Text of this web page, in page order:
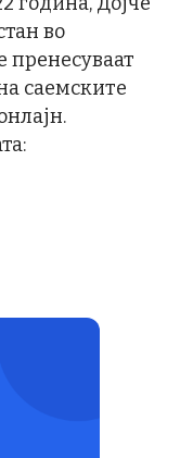
во
пренесуваат
саемските